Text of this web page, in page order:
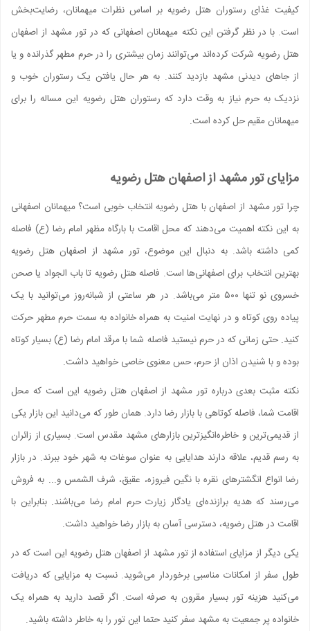
کیفیت غذای رستوران هتل رضویه بر اساس نظرات میهمانان، رضایت‌بخش
است. با در نظر گرفتن این نکته میهمانان اصفهانی که در تور مشهد از اصفهان
هتل رضویه شرکت کرده‌اند می‌توانند زمان بیشتری را در حرم مطهر گذرانده و یا
از جاهای دیدنی مشهد بازدید کنند. به هر حال یافتن یک رستوران خوب و
نزدیک به حرم نیاز به وقت دارد که رستوران هتل رضویه این مساله را برای
میهمانان مقیم حل کرده است.
مزایای تور مشهد از اصفهان هتل رضویه
چرا تور مشهد از اصفهان با هتل رضویه انتخاب خوبی است؟ میهمانان اصفهانی
به این نکته اهمیت می‌دهند که محل اقامت با بارگاه مظهر امام رضا (ع) فاصله
کمی داشته باشد. به دنبال این موضوع، تور مشهد از اصفهان هتل رضویه
بهترین انتخاب برای اصفهانی‌ها است. فاصله هتل رضویه تا باب الجواد یا صحن
خسروی نو تنها ۵۰۰ متر می‌باشد. در هر ساعتی از شبانه‌روز می‌توانید با یک
پیاده روی کوتاه و در نهایت امنیت به همراه خانواده به سمت حرم مطهر حرکت
کنید. حتی زمانی که در حرم نیستید فاصله شما با مرقد امام رضا (ع) بسیار کوتاه
بوده و با شنیدن اذان از حرم، حس معنوی خاصی خواهید داشت.
نکته مثبت بعدی درباره تور مشهد از اصفهان هتل رضویه این است که محل
اقامت شما، فاصله کوتاهی با بازار رضا دارد. همان‌ طور که می‌دانید این بازار یکی
از قدیمی‌ترین و خاطره‌انگیزترین بازار‌های مشهد مقدس است. بسیاری از زائران
به رسم قدیم، علاقه دارند هدایایی به عنوان سوغات به شهر خود ببرند. در بازار
رضا انواع انگشتر‌های نقره با نگین فیروزه، عقیق، شرف الشمس و... به فروش
می‌رسند که هدیه برازنده‌ای یادگار زیارت حرم امام رضا می‌باشند. بنابراین با
اقامت در هتل رضویه، دسترسی آسان به بازار رضا خواهید داشت.
یکی دیگر از مزایای استفاده از تور مشهد از اصفهان هتل رضویه این است که در
طول سفر از امکانات مناسبی برخوردار می‌شوید. نسبت به مزایایی که دریافت
می‌کنید هزینه تور بسیار مقرون به صرفه است. اگر قصد دارید به همراه یک
خانواده پر جمعیت به مشهد سفر کنید حتما این تور را به خاطر داشته باشید.